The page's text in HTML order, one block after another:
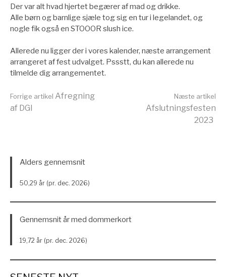
Der var alt hvad hjertet begærer af mad og drikke.
Alle børn og barnlige sjæle tog sig en tur i legelandet, og
nogle fik også en STOOOR slush ice.
Allerede nu ligger der i vores kalender, næste arrangement
arrangeret af fest udvalget. Pssstt, du kan allerede nu
tilmelde dig arrangementet.
Læs
Forrige artikel Afregning
af DGI
Næste artikel
Afslutningsfesten
2023
Alders gennemsnit
50,29 år (pr. dec. 2026)
Gennemsnit år med dommerkort
19,72 år (pr. dec. 2026)